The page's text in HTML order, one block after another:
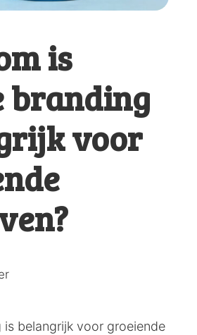
is
branding
voor
is belangrijk voor groeiende